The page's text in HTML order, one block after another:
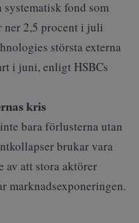
fond som
ner 2,5 procent i juli
största externa
i juni, enligt HSBCs
kris
bara förlusterna utan
brukar vara
av att stora aktörer